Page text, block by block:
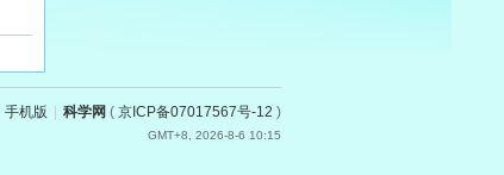
手机版 科学网 ( 京ICP备07017567号-12 )
GMT+8, 2026-8-6 10:15